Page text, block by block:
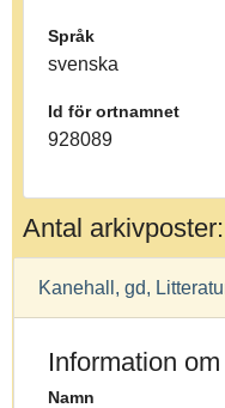
Språk
svenska
Id för ortnamnet
928089
Antal
Kanehall, gd,
Information
Namn